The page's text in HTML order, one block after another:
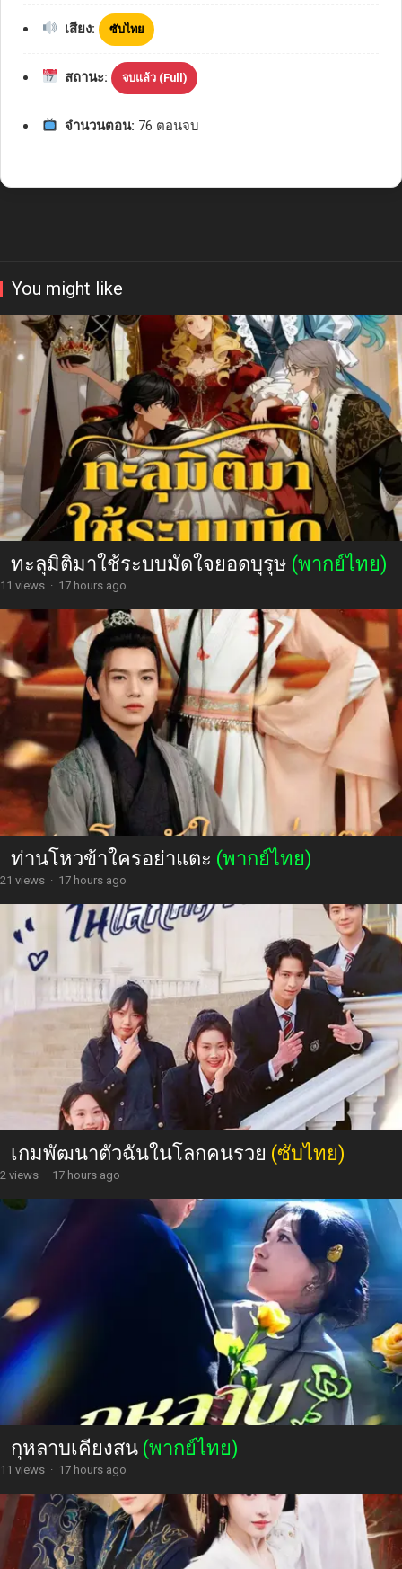
เสียง: ซับไทย
สถานะ: จบแล้ว (Full)
จำนวนตอน: 76 ตอนจบ
You might like
ทะลุมิติมาใช้ระบบมัดใจยอดบุรุษ (พากย์ไทย)
11 views · 17 hours ago
ท่านโหวข้าใครอย่าแตะ (พากย์ไทย)
21 views · 17 hours ago
เกมพัฒนาตัวฉันในโลกคนรวย (ซับไทย)
2 views · 17 hours ago
กุหลาบเคียงสน (พากย์ไทย)
11 views · 17 hours ago